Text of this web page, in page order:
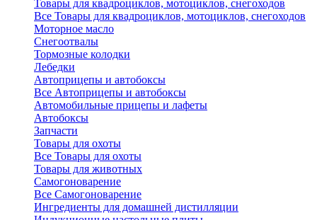
Товары для квадроциклов, мотоциклов, снегоходов
Все Товары для квадроциклов, мотоциклов, снегоходов
Моторное масло
Снегоотвалы
Тормозные колодки
Лебедки
Автоприцепы и автобоксы
Все Автоприцепы и автобоксы
Автомобильные прицепы и лафеты
Автобоксы
Запчасти
Товары для охоты
Все Товары для охоты
Товары для животных
Самогоноварение
Все Самогоноварение
Ингредиенты для домашней дистилляции